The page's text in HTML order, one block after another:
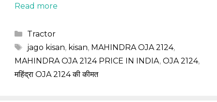
Read more
Categories
Tractor
Tags
jago kisan, kisan, MAHINDRA OJA 2124,
MAHINDRA OJA 2124 PRICE IN INDIA, OJA 2124,
महिंद्रा OJA 2124 की कीमत